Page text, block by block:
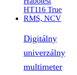
Digitálny
univerzálny
multimeter